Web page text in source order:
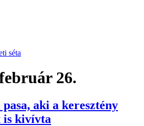
séta
26.
aki a keresztény
is kivívta